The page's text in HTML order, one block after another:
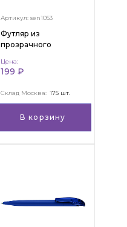
Артикул: sen1053
Футляр из
прозрачного
предмета "CRYSTAL"
Цена:
199 ₽
Склад Москва: 175 шт.
В корзину